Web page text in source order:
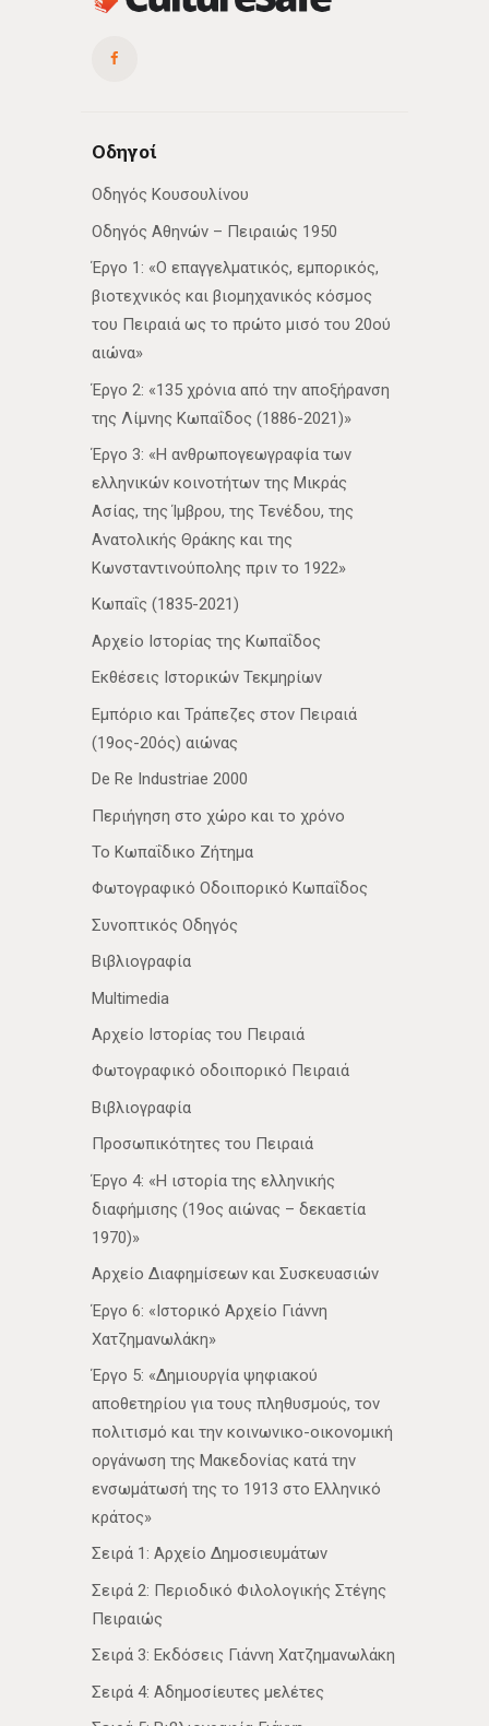
Οδηγοί
Οδηγός Κουσουλίνου
Οδηγός Αθηνών – Πειραιώς 1950
Έργο 1: «Ο επαγγελματικός, εμπορικός,
βιοτεχνικός και βιομηχανικός κόσμος
του Πειραιά ως το πρώτο μισό του 20ού
αιώνα»
Έργο 2: «135 χρόνια από την αποξήρανση
της Λίμνης Κωπαΐδος (1886-2021)»
Έργο 3: «Η ανθρωπογεωγραφία των
ελληνικών κοινοτήτων της Μικράς
Ασίας, της Ίμβρου, της Τενέδου, της
Ανατολικής Θράκης και της
Κωνσταντινούπολης πριν το 1922»
Κωπαΐς (1835-2021)
Αρχείο Ιστορίας της Κωπαΐδος
Εκθέσεις Ιστορικών Τεκμηρίων
Εμπόριο και Τράπεζες στον Πειραιά
(19ος-20ός) αιώνας
De Re Industriae 2000
Περιήγηση στο χώρο και το χρόνο
Το Κωπαΐδικο Ζήτημα
Φωτογραφικό Οδοιπορικό Κωπαΐδος
Συνοπτικός Οδηγός
Βιβλιογραφία
Multimedia
Αρχείο Ιστορίας του Πειραιά
Φωτογραφικό οδοιπορικό Πειραιά
Βιβλιογραφία
Προσωπικότητες του Πειραιά
Έργο 4: «Η ιστορία της ελληνικής
διαφήμισης (19ος αιώνας – δεκαετία
1970)»
Αρχείο Διαφημίσεων και Συσκευασιών
Έργο 6: «Ιστορικό Αρχείο Γιάννη
Χατζημανωλάκη»
Έργο 5: «Δημιουργία ψηφιακού
αποθετηρίου για τους πληθυσμούς, τον
πολιτισμό και την κοινωνικο-οικονομική
οργάνωση της Μακεδονίας κατά την
ενσωμάτωσή της το 1913 στο Ελληνικό
κράτος»
Σειρά 1: Αρχείο Δημοσιευμάτων
Σειρά 2: Περιοδικό Φιλολογικής Στέγης
Πειραιώς
Σειρά 3: Εκδόσεις Γιάννη Χατζημανωλάκη
Σειρά 4: Αδημοσίευτες μελέτες